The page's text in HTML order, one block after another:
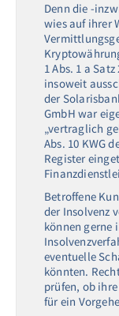
Denn die -
wies auf ihrer
1 Abs. 1 a
insoweit
der
GmbH war
„vertraglich
Abs. 10 KWG
Register
Betroffene
der Insolvenz
können gerne
eventuelle
könnten.
prüfen, ob
für ein